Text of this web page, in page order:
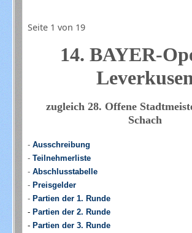
Seite 1 von 19
14. BAYER-
zugleich 28. Offene
Schach
-Ausschreibung
-Teilnehmerliste
-Abschlusstabelle
- Preisgelder
- Partien der 1. Runde
- Partien der 2. Runde
- Partien der 3. Runde